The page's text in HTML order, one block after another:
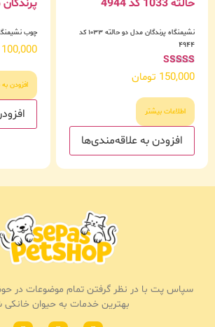
نشیمنگاه پرندگان مدل دو حالته ۱۰۳۳ کد
۴۹۴۴
امتیاز
5.00
150,000 تومان
اطلاعات بیشتر
افزودن به علاقه‌مندی‌ها
چوب
100,000
افزودن
سپاس پت با در نظر گرفتن تمام موضوعات در
بهترین خدمات به حیوان خانکی